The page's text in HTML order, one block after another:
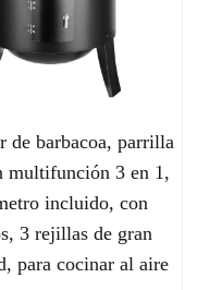
de barbacoa, parrilla
multifunción 3 en 1,
incluido, con
3 rejillas de gran
para cocinar al aire